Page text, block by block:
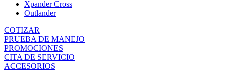
Xpander Cross
Outlander
COTIZAR
PRUEBA DE MANEJO
PROMOCIONES
CITA DE SERVICIO
ACCESORIOS